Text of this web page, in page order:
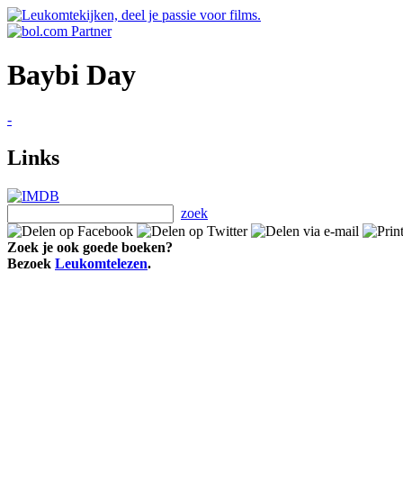
Baybi Day
-
Links
zoek
Zoek je ook goede boeken?
Bezoek Leukomtelezen.